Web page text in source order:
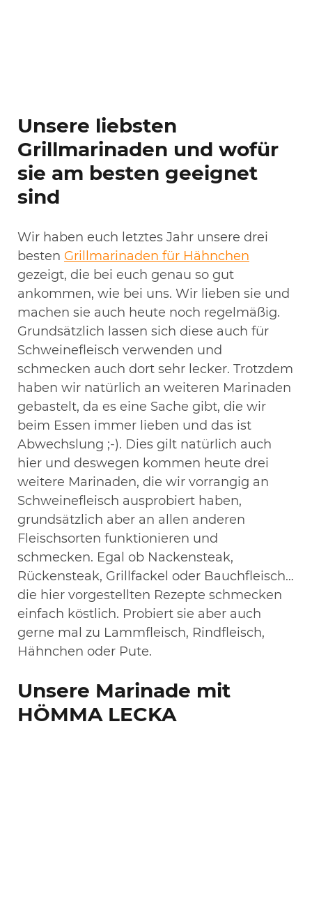
Unsere liebsten
Grillmarinaden und wofür
sie am besten geeignet
sind
Wir haben euch letztes Jahr unsere drei
besten Grillmarinaden für Hähnchen
gezeigt, die bei euch genau so gut
ankommen, wie bei uns. Wir lieben sie und
machen sie auch heute noch regelmäßig.
Grundsätzlich lassen sich diese auch für
Schweinefleisch verwenden und
schmecken auch dort sehr lecker. Trotzdem
haben wir natürlich an weiteren Marinaden
gebastelt, da es eine Sache gibt, die wir
beim Essen immer lieben und das ist
Abwechslung ;-). Dies gilt natürlich auch
hier und deswegen kommen heute drei
weitere Marinaden, die wir vorrangig an
Schweinefleisch ausprobiert haben,
grundsätzlich aber an allen anderen
Fleischsorten funktionieren und
schmecken. Egal ob Nackensteak,
Rückensteak, Grillfackel oder Bauchfleisch…
die hier vorgestellten Rezepte schmecken
einfach köstlich. Probiert sie aber auch
gerne mal zu Lammfleisch, Rindfleisch,
Hähnchen oder Pute.
Unsere Marinade mit
HÖMMA LECKA